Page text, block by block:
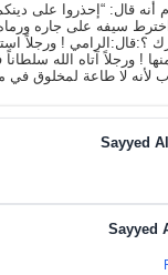
قال: “إحذروا على
سيفه على جاره
؟:قال:الرامي ! ورجلاً
! ورجلاً آتاه الله
لأنه لا طاعة لمخلوق في
Sayyed
Sayyed